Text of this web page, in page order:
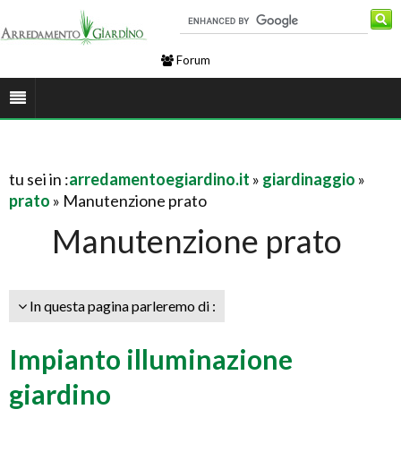
Forum
tu sei in :arredamentoegiardino.it » giardinaggio »
prato » Manutenzione prato
Manutenzione prato
In questa pagina parleremo di :
Impianto illuminazione
giardino